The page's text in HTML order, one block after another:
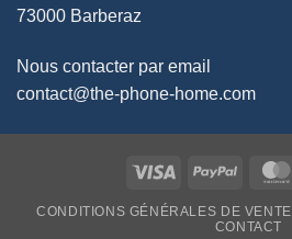
73000 Barberaz
Nous contacter par email
contact@the-phone-home.com
Visa PayPal
CONDITIONS GÉNÉRALES DE VENTE
CONTACT